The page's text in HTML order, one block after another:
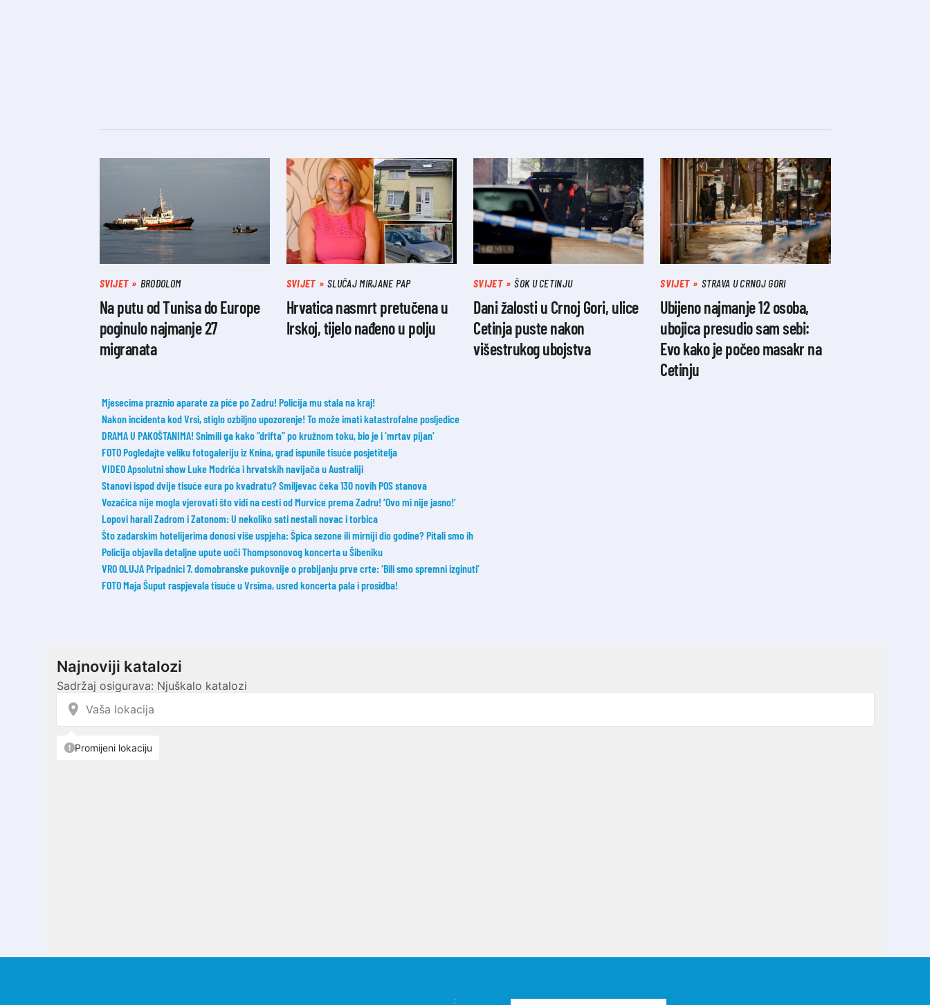
SVIJET BRODOLOM
Na putu od Tunisa do Europe
poginulo najmanje 27
migranata
SVIJET SLUČAJ MIRJANE PAP
Hrvatica nasmrt pretučena u
Irskoj, tijelo nađeno u polju
SVIJET ŠOK U CETINJU
Dani žalosti u Crnoj Gori, ulice
Cetinja puste nakon
višestrukog ubojstva
SVIJET STRAVA U CRNOJ GORI
Ubijeno najmanje 12 osoba,
ubojica presudio sam sebi:
Evo kako je počeo masakr na
Cetinju
Mjesecima praznio aparate za piće po Zadru! Policija mu stala na kraj!
Nakon incidenta kod Vrsi, stiglo ozbiljno upozorenje! To može imati katastrofalne posljedice
DRAMA U PAKOŠTANIMA! Snimili ga kako “drifta” po kružnom toku, bio je i ‘mrtav pijan’
FOTO Pogledajte veliku fotogaleriju iz Knina, grad ispunile tisuće posjetitelja
VIDEO Apsolutni show Luke Modrića i hrvatskih navijača u Australiji
Stanovi ispod dvije tisuće eura po kvadratu? Smiljevac čeka 130 novih POS stanova
Vozačica nije mogla vjerovati što vidi na cesti od Murvice prema Zadru! ‘Ovo mi nije jasno!’
Lopovi harali Zadrom i Zatonom: U nekoliko sati nestali novac i torbica
Što zadarskim hotelijerima donosi više uspjeha: Špica sezone ili mirniji dio godine? Pitali smo ih
Policija objavila detaljne upute uoči Thompsonovog koncerta u Šibeniku
VRO OLUJA Pripadnici 7. domobranske pukovnije o probijanju prve crte: ‘Bili smo spremni izginuti’
FOTO Maja Šuput raspjevala tisuće u Vrsima, usred koncerta pala i prosidba!